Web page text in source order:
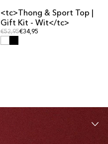
KIT DEAL
<tc>Thong & Sport Top |
Gift Kit - Wit</tc>
Reguliere prijs
€52,95Reguliere prijs
€34,95